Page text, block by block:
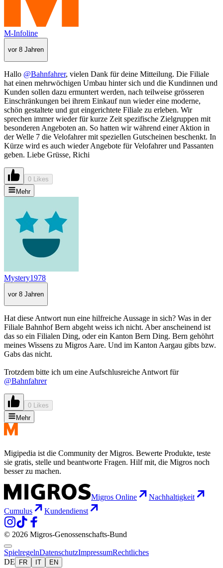
M-Infoline
vor 8 Jahren
Hallo @Bahnfahrer, vielen Dank für deine Mitteilung. Die Filiale
hat einen mehrwöchigen Umbau hinter sich und die Kundinnen und
Kunden sollen dazu ermuntert werden, nach teilweise grösseren
Einschränkungen bei ihrem Einkauf nun wieder eine moderne,
schön gestaltete und gut eingerichtete Filiale zu erleben. Wir
sprechen immer wieder für kurze Zeit spezifische Zielgruppen mit
besonderen Angeboten an. So hatten wir während einer Aktion in
der Welle 7 die Velofahrer mit speziellen Gutscheinen beschenkt. In
Kürze wird es auch wieder Angebote für Velofahrer und Passanten
geben. Liebe Grüsse, Richi
0 Likes
Mehr
Mystery1978
vor 8 Jahren
Hat diese Antwort nun eine hilfreiche Aussage in sich? Was in der
Filiale Bahnhof Bern abgeht weiss ich nicht. Aber anscheinend ist
das so ein Filialen Ding, oder ein Kanton Bern Ding. Bern gehöhrt
meines Wissens zu Migros Aare. Und im Kanton Aargau gibts bzw.
Gabs das nicht.
Trotzdem bitte ich um eine Aufschlusreiche Antwort für
@Bahnfahrer
0 Likes
Mehr
Migipedia ist die Community der Migros. Bewerte Produkte, teste
sie gratis, stelle und beantworte Fragen. Hilf mit, die Migros noch
besser zu machen.
Migros Online
Nachhaltigkeit
Cumulus
Kundendienst
© 2026 Migros-Genossenschafts-Bund
SpielregelnDatenschutzImpressumRechtliches
DE
FR IT EN